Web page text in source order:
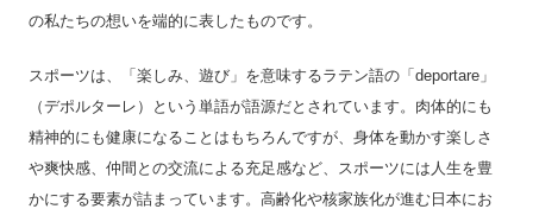
の私たちの想いを端的に表したものです。
スポーツは、「楽しみ、遊び」を意味するラテン語の「deportare」
（デポルターレ）という単語が語源だとされています。肉体的にも
精神的にも健康になることはもちろんですが、身体を動かす楽しさ
や爽快感、仲間との交流による充足感など、スポーツには人生を豊
かにする要素が詰まっています。高齢化や核家族化が進む日本にお